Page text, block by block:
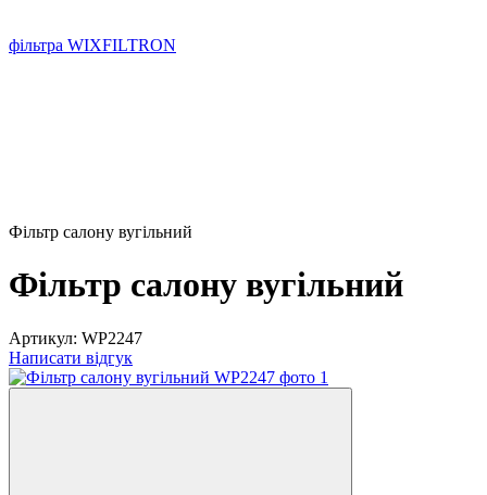
фільтра WIXFILTRON
Фільтр салону вугільний
Фільтр салону вугільний
Артикул: WP2247
Написати відгук